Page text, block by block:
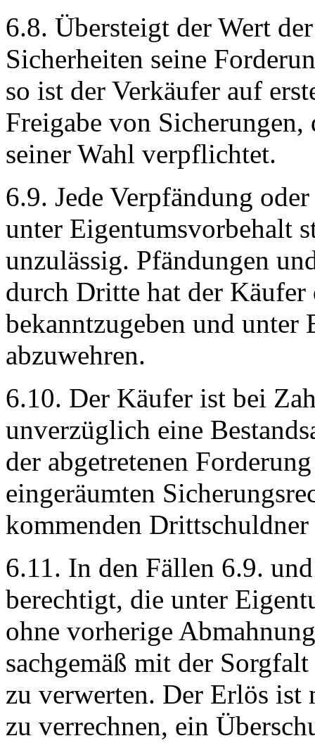
6.8. Übersteigt der Wert
Sicherheiten seine
so ist der Verkäufer auf
Freigabe von Sicherungen,
seiner Wahl verpflichtet.
6.9. Jede Verpfändung
unter Eigentumsvorbehalt
unzulässig. Pfändungen
durch Dritte hat der
bekanntzugeben und unter
abzuwehren.
6.10. Der Käufer ist bei
unverzüglich eine
der abgetretenen
eingeräumten
kommenden
6.11. In den Fällen 6.9.
berechtigt, die unter
ohne vorherige
sachgemäß mit der
zu verwerten. Der Erlös ist
zu verrechnen, ein